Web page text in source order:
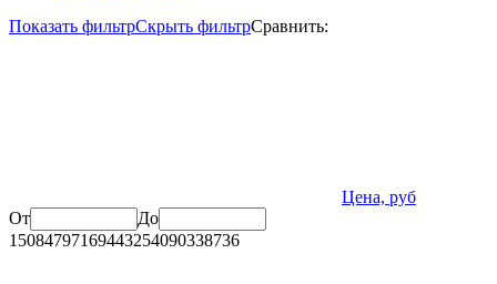
Показать фильтрСкрыть фильтрСравнить:
Цена, руб
От
До
15084797169443254090338736